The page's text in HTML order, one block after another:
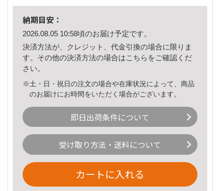
納期目安：
2026.08.05 10:58頃のお届け予定です。
決済方法が、クレジット、代金引換の場合に限りま
す。その他の決済方法の場合はこちら をご確認くだ
さい。
※土・日・祝日の注文の場合や在庫状況によって、商品
のお届けにお時間をいただく場合がございます。
即日出荷条件について
受け取り方法・送料について
カートに入れる